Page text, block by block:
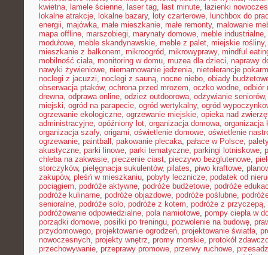
kwietna, lamele ścienne, laser tag, last minute, łazienki
lokalne atrakcje, lokalne bazary, loty czarterowe, lunchbox do
energii, majówka, małe mieszkanie, małe remonty, malowanie
mapa offline, marszobiegi, marynaty domowe, meble industrialne,
modułowe, meble skandynawskie, meble z palet, miejskie rośliny
mieszkanie z balkonem, mikroogród, mikrowyprawy, mindful
mobilność ciała, monitoring w domu, muzea dla dzieci, naprawy
nawyki żywieniowe, niemarnowanie jedzenia, nietolerancje
noclegi z jacuzzi, noclegi z sauną, nocne niebo, obiady
obserwacja ptaków, ochrona przed mrozem, oczko wodne, odbiór
drewna, odprawa online, odzież outdoorowa, odżywianie seniorów
miejski, ogród na parapecie, ogród wertykalny, ogród
ogrzewanie ekologiczne, ogrzewanie miejskie, opieka nad
administracyjne, opóźniony lot, organizacja domowa, organizacja
organizacja szafy, origami, oświetlenie domowe, oświetlenie
ogrzewanie, paintball , pakowanie plecaka, pałace w Polsce,
akustyczne, parki linowe, parki tematyczne, parkingi lotniskowe,
chleba na zakwasie, pieczenie ciast, pieczywo bezglutenowe,
storczyków, pielęgnacja sukulentów, pilates, piwo kraftowe,
zakupów, pleśń w mieszkaniu, pobyty lecznicze, podatek od
pociągiem, podróże aktywne, podróże budżetowe, podróże
podróże kulinarne, podróże objazdowe, podróże poślubne,
senioralne, podróże solo, podróże z kotem, podróże z przyczepą,
podróżowanie odpowiedzialne, pola namiotowe, pompy ciepła w
porządki domowe, posiłki po treningu, pozwolenie na budowę,
przydomowego, projektowanie ogrodzeń, projektowanie światła,
nowoczesnych, projekty wnętrz, promy morskie, protokół
przechowywanie, przeprawy promowe, przerwy ruchowe,